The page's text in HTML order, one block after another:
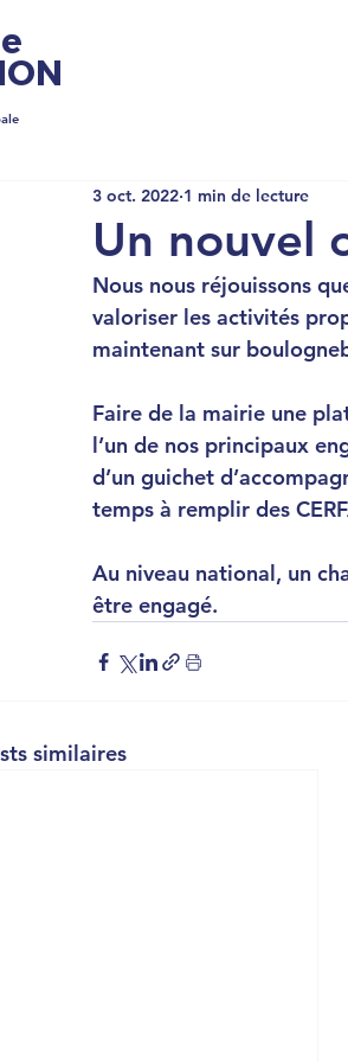
Un nouvel
3 oct. 2022 1 min de lecture
Nous nous réjouissons
valoriser les activités
maintenant sur
Faire de la mairie une
l’un de nos principaux
d’un guichet
temps à remplir des
Au niveau national, un
être engagé.
similaires